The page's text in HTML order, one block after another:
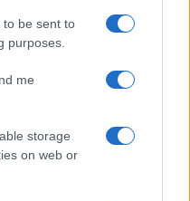
to be sent to
purposes.
me
storage
on web or
piena ed è dunque
d’uso, comprese